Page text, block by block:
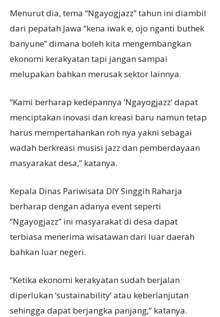
Menurut dia, tema “Ngayogjazz” tahun ini diambil
dari pepatah Jawa “kena iwak e, ojo nganti buthek
banyune” dimana boleh kita mengembangkan
ekonomi kerakyatan tapi jangan sampai
melupakan bahkan merusak sektor lainnya.
“Kami berharap kedepannya ‘Ngayogjazz’ dapat
menciptakan inovasi dan kreasi baru namun tetap
harus mempertahankan roh nya yakni sebagai
wadah berkreasi musisi jazz dan pemberdayaan
masyarakat desa,” katanya.
Kepala Dinas Pariwisata DIY Singgih Raharja
berharap dengan adanya event seperti
“Ngayogjazz” ini masyarakat di desa dapat
terbiasa menerima wisatawan dari luar daerah
bahkan luar negeri.
“Ketika ekonomi kerakyatan sudah berjalan
diperlukan ‘sustainability’ atau keberlanjutan
sehingga dapat berjangka panjang,” katanya.